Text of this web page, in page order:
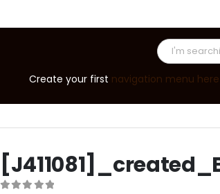
Create your first navigation menu here